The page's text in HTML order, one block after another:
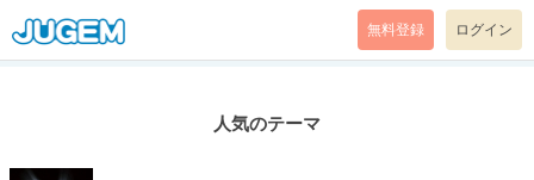
無料登録 ログイン
人気のテーマ